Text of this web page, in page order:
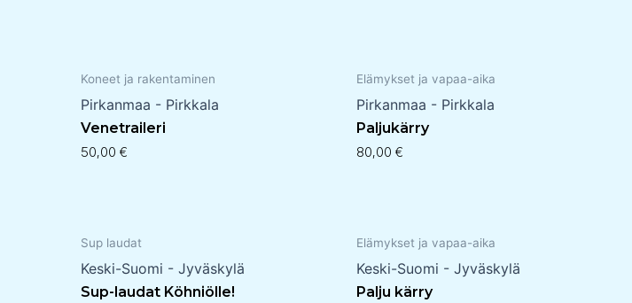
Koneet ja rakentaminen
Pirkanmaa - Pirkkala
Venetraileri
50,00€
Elämykset ja vapaa-aika
Pirkanmaa - Pirkkala
Paljukärry
80,00€
Sup laudat
Keski-Suomi - Jyväskylä
Sup-laudat Köhniölle!
Elämykset ja vapaa-aika
Keski-Suomi - Jyväskylä
Palju kärry